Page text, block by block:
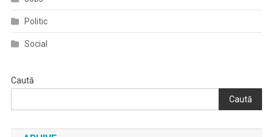
Politic
Social
Caută
Caută